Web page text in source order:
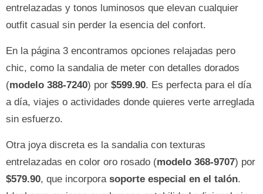
entrelazadas y tonos luminosos que elevan cualquier
outfit casual sin perder la esencia del confort.
En la página 3 encontramos opciones relajadas pero
chic, como la sandalia de meter con detalles dorados
(modelo 388-7240) por $599.90. Es perfecta para el día
a día, viajes o actividades donde quieres verte arreglada
sin esfuerzo.
Otra joya discreta es la sandalia con texturas
entrelazadas en color oro rosado (modelo 368-9707) por
$579.90, que incorpora soporte especial en el talón.